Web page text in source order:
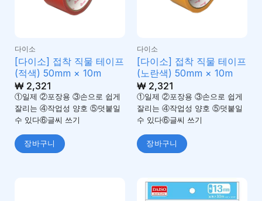
다이소
[다이소] 접착 직물 테이프
(적색) 50mm × 10m
₩2,321
①일제 ②포장용 ③손으로 쉽게
잘리는 ④작업성 양호 ⑤덧붙일
수 있다⑥글씨 쓰기
장바구니
다이소
[다이소] 접착 직물 테이프
(노란색) 50mm × 10m
₩2,321
①일제 ②포장용 ③손으로 쉽게
잘리는 ④작업성 양호 ⑤덧붙일
수 있다⑥글씨 쓰기
장바구니